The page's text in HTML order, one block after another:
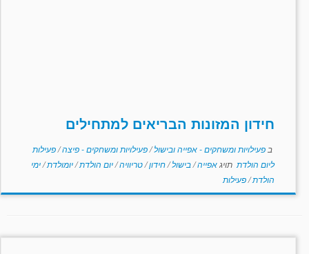
חידון המזונות הבריאים למתחילים
ב פעילויות ומשחקים - אפייה ובישול/פעילויות ומשחקים - פיצה/פעילות
ליום הולדת תויגאפייה/בישול/חידון/טריוויה/יום הולדת/יומולדת/ימי
הולדת/פעילות